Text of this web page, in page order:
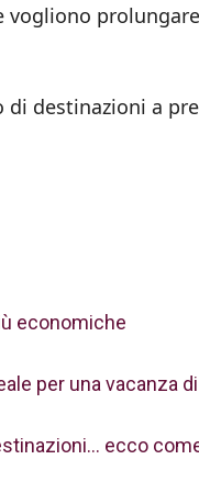
vogliono prolungare
destinazioni a
economiche
per una vacanza di
ecco